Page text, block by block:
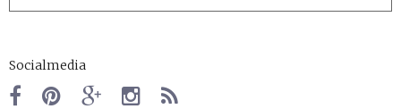
Socialmedia